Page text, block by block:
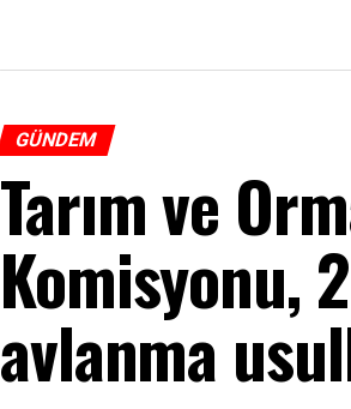
GÜNDEM
Tarım ve
Komisyonu,
avlanma